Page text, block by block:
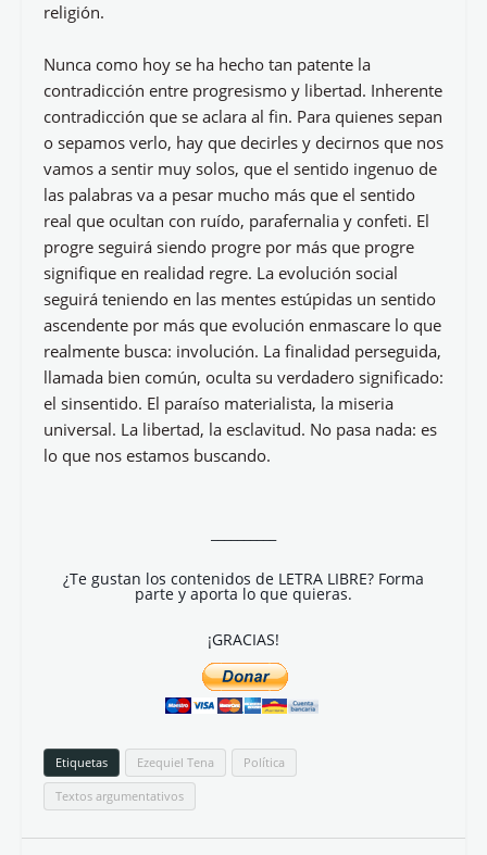
religión.
Nunca como hoy se ha hecho tan patente la
contradicción entre progresismo y libertad. Inherente
contradicción que se aclara al fin. Para quienes sepan
o sepamos verlo, hay que decirles y decirnos que nos
vamos a sentir muy solos, que el sentido ingenuo de
las palabras va a pesar mucho más que el sentido
real que ocultan con ruído, parafernalia y confeti. El
progre seguirá siendo progre por más que progre
signifique en realidad regre. La evolución social
seguirá teniendo en las mentes estúpidas un sentido
ascendente por más que evolución enmascare lo que
realmente busca: involución. La finalidad perseguida,
llamada bien común, oculta su verdadero significado:
el sinsentido. El paraíso materialista, la miseria
universal. La libertad, la esclavitud. No pasa nada: es
lo que nos estamos buscando.
¿Te gustan los contenidos de LETRA LIBRE? Forma
parte y aporta lo que quieras.
¡GRACIAS!
Etiquetas Ezequiel Tena Política
Textos argumentativos